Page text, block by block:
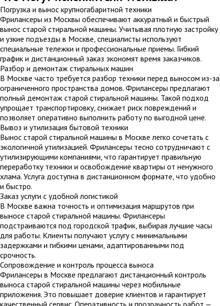
Погрузка и вынос крупногабаритной техники
Фрилансеры из Москвы обеспечивают аккуратный и быстрый
вынос старой стиральной машины. Учитывая плотную застройку
и узкие подъезды в Москве, специалисты используют
специальные тележки и профессиональные приемы. Гибкий
график и дистанционный заказ экономят время заказчиков.
Разбор и демонтаж стиральных машин
В Москве часто требуется разбор техники перед выносом из-за
ограниченного пространства домов. Фрилансеры предлагают
полный демонтаж старой стиральной машины. Такой подход
упрощает транспортировку, снижает риск повреждений и
позволяет оперативно выполнить работу по выгодной цене.
Вывоз и утилизация бытовой техники
Вынос старой стиральной машины в Москве легко сочетать с
экологичной утилизацией. Фрилансеры тесно сотрудничают с
утилизирующими компаниями, что гарантирует правильную
переработку техники и освобождение квартиры от ненужного
хлама. Услуга доступна в дистанционном формате, что удобно
и быстро.
Заказ услуги с удобной логистикой
В Москве важна точность и оптимизация маршрутов при
выносе старой стиральной машины. Фрилансеры
подстраиваются под городской трафик, выбирая лучшие часы
для работы. Клиенты получают услугу с минимальными
задержками и гибкими ценами, адаптированными под
срочность.
Сопровождение и контроль процесса выноса
Фрилансеры в Москве предлагают дистанционный контроль
выноса старой стиральной машины через мобильные
приложения. Это повышает доверие клиентов и гарантирует
качественный сервис. Оперативность и прозрачность работ —